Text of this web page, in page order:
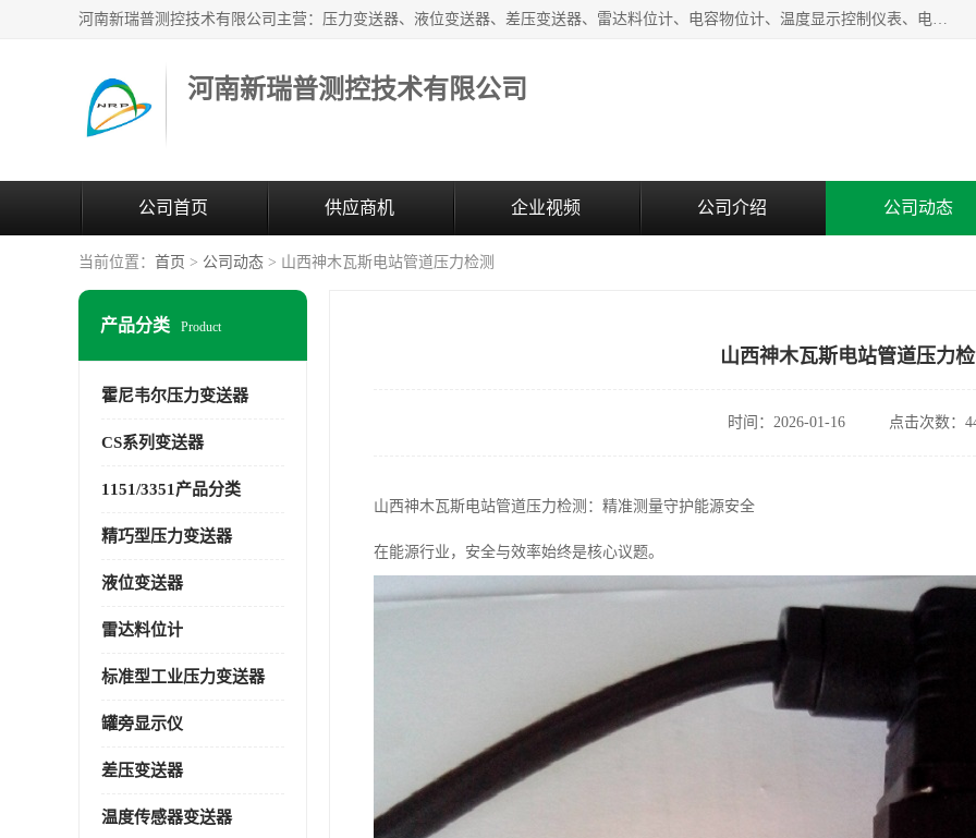
河南新瑞普测控技术有限公司主营：压力变送器、液位变送器、差压变送器、雷达料位计、电容物位计、温度显示控制仪表、电量变送器、流量计、工业自动化系统成套设备。
河南新瑞普测控技术有限公司
公司首页 供应商机 企业视频 公司介绍 公司动态
当前位置： 首页 > 公司动态 > 山西神木瓦斯电站管道压力检测
产品分类 Product
霍尼韦尔压力变送器
CS系列变送器
1151/3351产品分类
精巧型压力变送器
液位变送器
雷达料位计
标准型工业压力变送器
罐旁显示仪
差压变送器
温度传感器变送器
山西神木瓦斯电站管道压力
时间：2026-01-16 点击次数：
山西神木瓦斯电站管道压力检测：精准测量守护能源安全
在能源行业，安全与效率始终是核心议题。